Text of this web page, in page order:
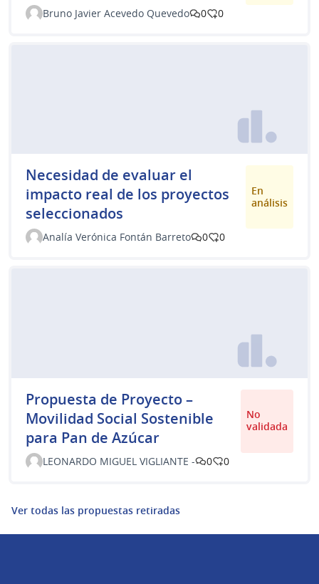
Bruno Javier Acevedo Quevedo 0 0
Necesidad de evaluar el
impacto real de los proyectos
seleccionados
En
análisis
Analía Verónica Fontán Barreto 0 0
Propuesta de Proyecto –
Movilidad Social Sostenible
para Pan de Azúcar
No
validada
LEONARDO MIGUEL VIGLIANTE - 0 0
Ver todas las propuestas retiradas